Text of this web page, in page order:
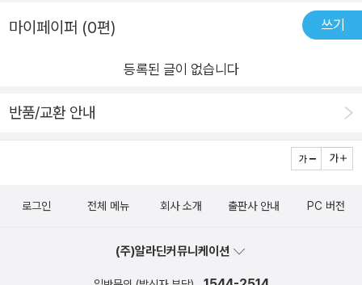
마이페이퍼 (0편) 쓰기
등록된 글이 없습니다
반품/교환 안내
로그인 전체 메뉴 회사 소개 출판사 안내 PC 버전
(주)알라딘커뮤니케이션